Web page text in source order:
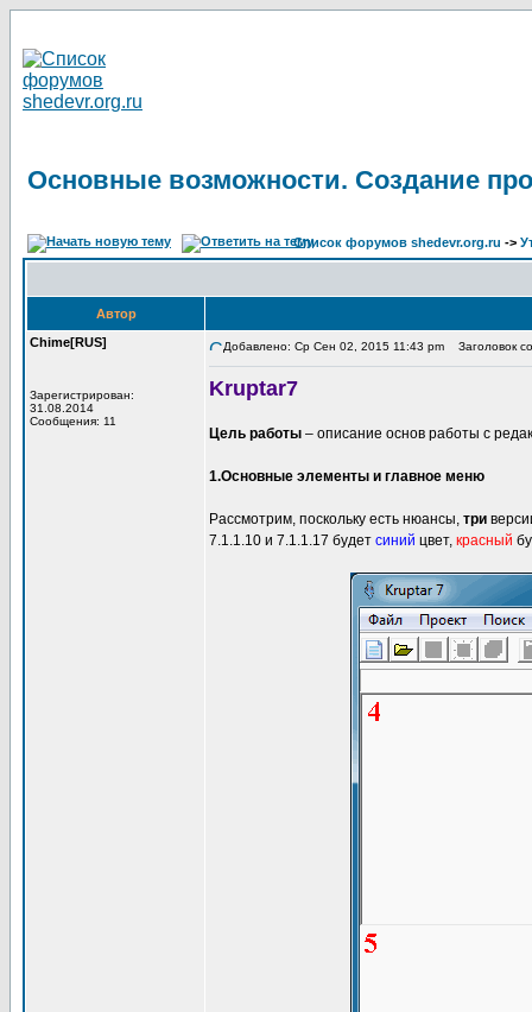
Основные возможности. Создание
Список форумов shedevr.org.ru ->
Автор
Chime[RUS]
Зарегистрирован:
31.08.2014
Сообщения: 11
Добавлено: Ср Сен 02, 2015 11:43 pm Заголовок
Kruptar7
Цель работы – описание основ работы с
1.Основные элементы и главное меню
Рассмотрим, поскольку есть нюансы, три
7.1.1.10 и 7.1.1.17 будет синий цвет, красный